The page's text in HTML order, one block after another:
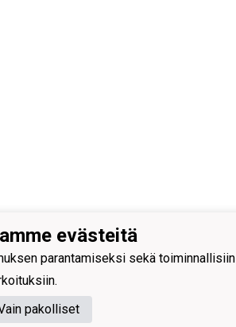
evästeitä
parantamiseksi sekä toiminnallisiin
pakolliset